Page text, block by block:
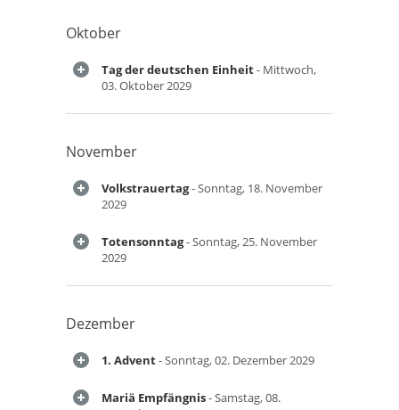
Oktober
Tag der deutschen Einheit- Mittwoch,
03. Oktober 2029
November
Volkstrauertag- Sonntag, 18. November
2029
Totensonntag- Sonntag, 25. November
2029
Dezember
1. Advent- Sonntag, 02. Dezember 2029
Mariä Empfängnis- Samstag, 08.